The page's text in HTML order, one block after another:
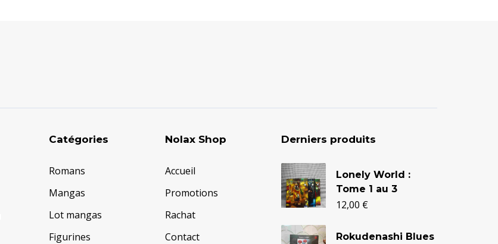
Catégories
Romans
Mangas
Lot mangas
Figurines
Nolax Shop
Accueil
Promotions
Rachat
Contact
Derniers produits
Lonely World :
Tome 1 au 3
12,00 €
Rokudenashi Blues